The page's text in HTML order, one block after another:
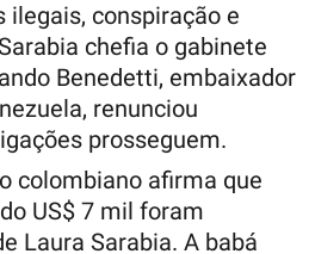
conspiração e
chefia o gabinete
Benedetti, embaixador
renunciou
prosseguem.
colombiano afirma que
US$ 7 mil foram
Laura Sarabia. A babá